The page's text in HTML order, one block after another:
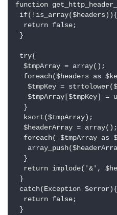
function
if(!is_array($headers)){
  return false;
}
try{
  $tmpArray = array();
foreach($headers as
$tmpKey =
$tmpArray[$tmpKey] =
  }
  ksort($tmpArray);
  $headerArray = array();
foreach( $tmpArray as
  }
return implode('&',
}
catch(Exception $error){
  return false;
}